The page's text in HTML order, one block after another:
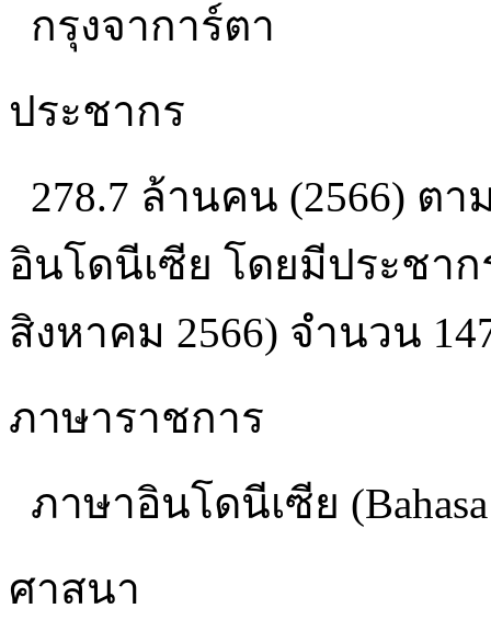
กรุงจาการ์ตา
ประชากร
278.7 ล้านคน (2566) ต
อินโดนีเซีย โดยมีประชา
สิงหาคม 2566) จำนวน
ภาษาราชการ
ภาษาอินโดนีเซีย (Bahasa
ศาสนา